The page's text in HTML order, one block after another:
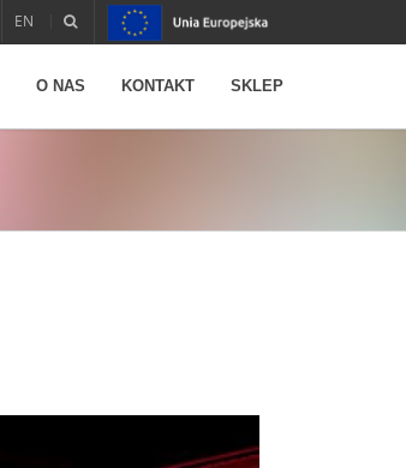
EN
O NAS KONTAKT SKLEP